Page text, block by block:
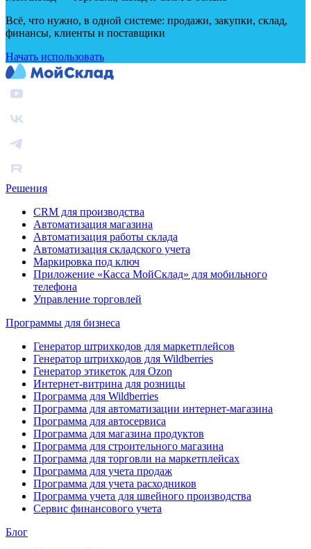
Всё, что нужно, в одной системе: продажи, закупки, склад,
финансы, клиенты и поставщики
Начать использовать
Решения
CRM для производства
Автоматизация магазина
Автоматизация работы склада
Автоматизация складского учета
Маркировка под ключ
Приложение «Касса МойСклад» для мобильного
телефона
Управление торговлей
Программы для бизнеса
Генератор штрихкодов для маркетплейсов
Генератор штрихкодов для Wildberries
Генератор этикеток для Ozon
Интернет-витрина для розницы
Программа для Wildberries
Программа для автоматизации интернет-магазина
Программа для автосервиса
Программа для магазина продуктов
Программа для строительного магазина
Программа для торговли на маркетплейсах
Программа для учета продаж
Программа для учета расходников
Программа учета для швейного производства
Сервис финансового учета
Блог